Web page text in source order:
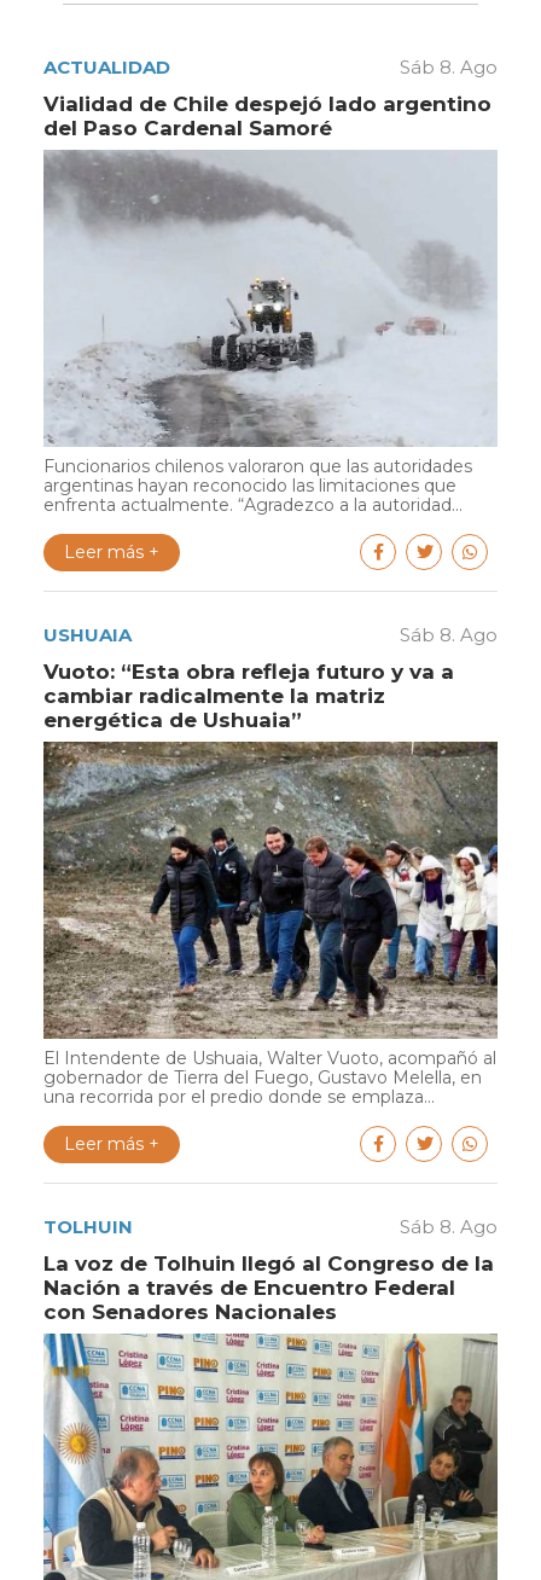
ACTUALIDAD Sáb 8. Ago
Vialidad de Chile despejó lado argentino
del Paso Cardenal Samoré
Funcionarios chilenos valoraron que las autoridades
argentinas hayan reconocido las limitaciones que
enfrenta actualmente. “Agradezco a la autoridad...
Leer más +
USHUAIA Sáb 8. Ago
Vuoto: “Esta obra refleja futuro y va a
cambiar radicalmente la matriz
energética de Ushuaia”
El Intendente de Ushuaia, Walter Vuoto, acompañó al
gobernador de Tierra del Fuego, Gustavo Melella, en
una recorrida por el predio donde se emplaza...
Leer más +
TOLHUIN Sáb 8. Ago
La voz de Tolhuin llegó al Congreso de la
Nación a través de Encuentro Federal
con Senadores Nacionales